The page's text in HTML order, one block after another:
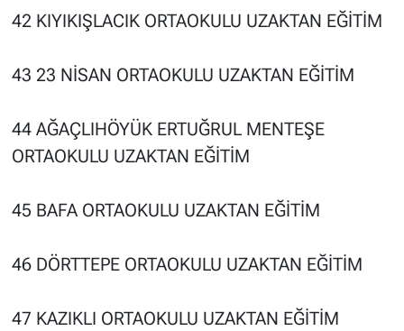
42 KIYIKIŞLACIK ORTAOKULU UZAKTAN EĞİTİM
43 23 NİSAN ORTAOKULU UZAKTAN EĞİTİM
44 AĞAÇLIHÖYÜK ERTUĞRUL MENTEŞE
ORTAOKULU UZAKTAN EĞİTİM
45 BAFA ORTAOKULU UZAKTAN EĞİTİM
46 DÖRTTEPE ORTAOKULU UZAKTAN EĞİTİM
47 KAZIKLI ORTAOKULU UZAKTAN EĞİTİM